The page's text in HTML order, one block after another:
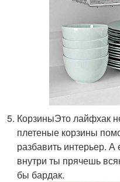
КорзиныЭто лайфхак
плетеные корзины
разбавить интерьер. А
внутри ты прячешь
бы бардак.